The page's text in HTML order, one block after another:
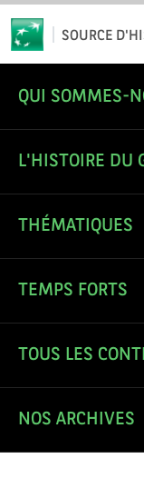
SOURCE
QUI SOMMES-
L'HISTOIRE DU
THÉMATIQUES
TEMPS FORTS
TOUS LES
NOS ARCHIVES
ACCUEIL/ IMAGES /
Prochainement
POURREZ
PARIBAS
Mise à jour le : 27 Déc 2024
Email